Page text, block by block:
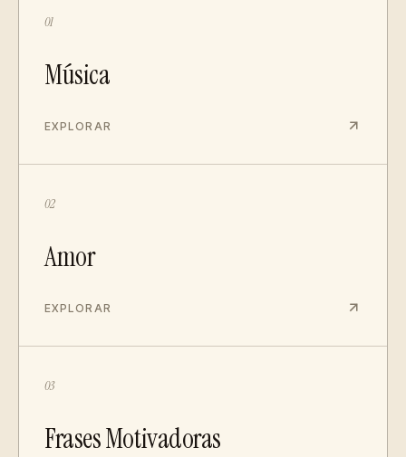
01
Música
EXPLORAR
02
Amor
EXPLORAR
03
Frases Motivadoras